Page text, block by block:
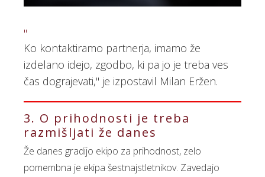
"
Ko kontaktiramo partnerja, imamo že
izdelano idejo, zgodbo, ki pa jo je treba ves
čas dograjevati," je izpostavil Milan Eržen.
3. O prihodnosti je treba
razmišljati že danes
Že danes gradijo ekipo za prihodnost, zelo
pomembna je ekipa šestnajstletnikov. Zavedajo